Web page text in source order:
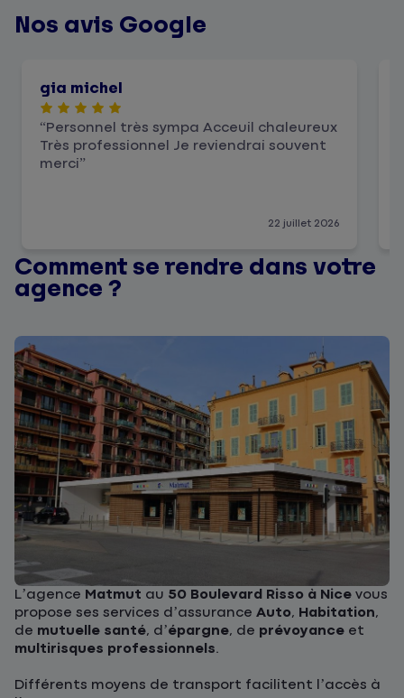
Nos avis Google
gia michel
22 juillet 2026
Personnel très sympa Acceuil chaleureux
Très professionnel Je reviendrai souvent
merci
Comment se rendre dans votre
agence ?
L’agence Matmut au 50 Boulevard Risso à Nice vous
propose ses services d’assurance Auto, Habitation,
de mutuelle santé, d’épargne, de prévoyance et
multirisques professionnels.
Différents moyens de transport facilitent l’accès à